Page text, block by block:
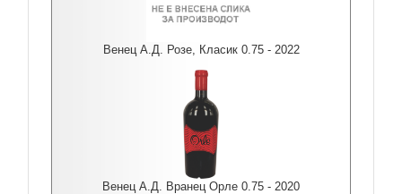
Венец А.Д. Розе, Класик 0.75 - 2022
Венец А.Д. Вранец Орле 0.75 - 2020